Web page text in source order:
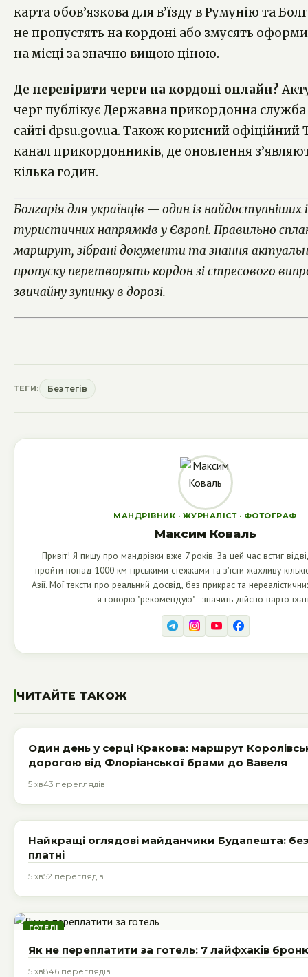
карта обов’язкова для в’їзду в Румунію та
не пропустять на кордоні або змусять
на місці за значно вищою ціною.
Де перевірити черги на кордоні онлайн?
черг публікує Державна прикордонна служба
сайті dpsu.gov.ua. Також корисний офіційний
канал прикордонників, де оновлення
кілька годин.
Болгарія для українців — один із найдоступніших
туристичних напрямків у Європі. Правильно
маршрут, зібрані документи та знання
пропуску перетворять кордон зі стресового
звичайну зупинку в дорозі.
ТЕГИ: Без тегів
МАНДРІВНИК · ЖУРНАЛІСТ · ФОТОГРАФ
Максим Коваль
Привіт! Я пишу про мандрівки вже 7 років. За цей час встиг
пройти понад 1000 км гірськими стежками та з'їсти жахливу
Азії. Мої тексти про реальний досвід, без прикрас та
я говорю "рекомендую" - значить дійсно варто
ЧИТАЙТЕ ТАКОЖ
ДОЗВІЛЛЯ
Один день у серці Кракова: маршрут
дорогою від Флоріанської брами до Вавеля
5 хв43 переглядів
ДОЗВІЛЛЯ
Найкращі оглядові майданчики Будапешта:
платні
5 хв52 переглядів
ГОТЕЛІ
Як не переплатити за готель: 7 лайфхаків
5 хв846 переглядів